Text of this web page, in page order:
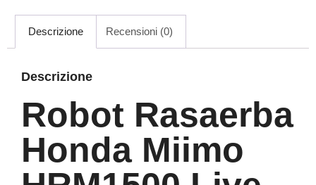
Descrizione Recensioni (0)
Descrizione
Robot Rasaerba
Honda Miimo